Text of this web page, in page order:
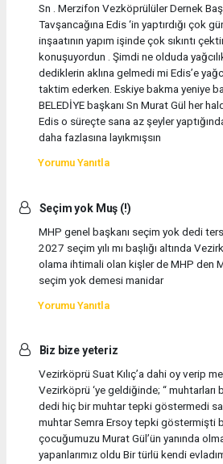
Sn . Merzifon Vezköprülüler Dernek
Tavşancağına Edis ‘in yaptırdığı çok
inşaatının yapım işinde çok sıkıntı
konuşuyordun . Şimdi ne olduda
dediklerin aklına gelmedi mi Edis’e
taktim ederken. Eskiye bakma yeniye
BELEDİYE başkanı Sn Murat Gül her
Edis o süreçte sana az şeyler
daha fazlasına layıkmışsın
Yorumu Yanıtla
Seçim yok Muş (!)
MHP genel başkanı seçim yok dedi
2027 seçim yılı mı başlığı altında
olama ihtimali olan kişler de MHP den
seçim yok demesi manidar
Yorumu Yanıtla
Biz bize yeteriz
Vezirköprü Suat Kılıç’a dahi oy verip
Vezirköprü ‘ye geldiğinde; “ muhtarları
dedi hiç bir muhtar tepki göstermedi
muhtar Semra Ersoy tepki göstermişti
çocuğumuzu Murat Gül’ün yanında
yapanlarımız oldu Bir türlü kendi